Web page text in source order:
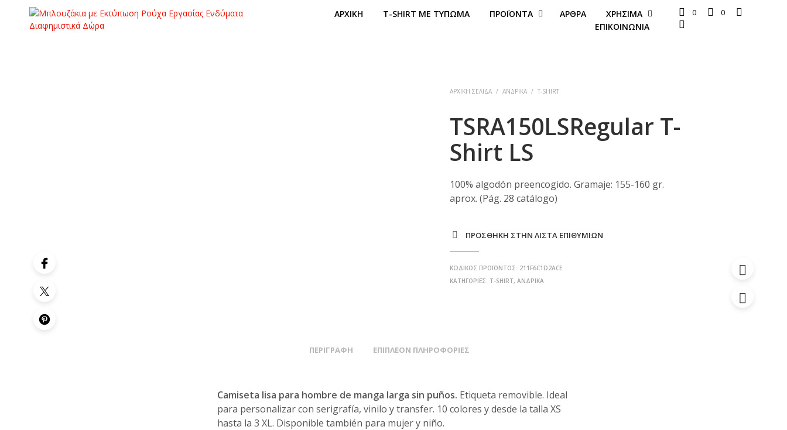
ΑΡΧΙΚΉ T-SHIRT ΜΕ ΤΎΠΩΜΑ ΠΡΟΪΌΝΤΑ ΆΡΘΡΑ
ΧΡΉΣΙΜΑ
ΕΠΙΚΟΙΝΩΝΊΑ
0 0
ΑΡΧΙΚΉ ΣΕΛΊΔΑ / ΑΝΔΡΙΚΑ / T-SHIRT
TSRA150LSRegular T-
Shirt LS
100% algodón preencogido. Gramaje: 155-160 gr.
aprox. (Pág. 28 catálogo)
ΠΡΌΣΘΉΚΗ ΣΤΗΝ ΛΊΣΤΑ ΕΠΙΘΥΜΙΏΝ
ΚΩΔΙΚΌΣ ΠΡΟΪΌΝΤΟΣ: 211F6C1D2ACE
ΚΑΤΗΓΟΡΊΕΣ: T-SHIRT,ΑΝΔΡΙΚΑ
ΠΕΡΙΓΡΑΦΉ ΕΠΙΠΛΈΟΝ ΠΛΗΡΟΦΟΡΊΕΣ
Camiseta lisa para hombre de manga larga sin puños. Etiqueta removible. Ideal
para personalizar con serigrafía, vinilo y transfer. 10 colores y desde la talla XS
hasta la 3 XL. Disponible también para mujer y niño.